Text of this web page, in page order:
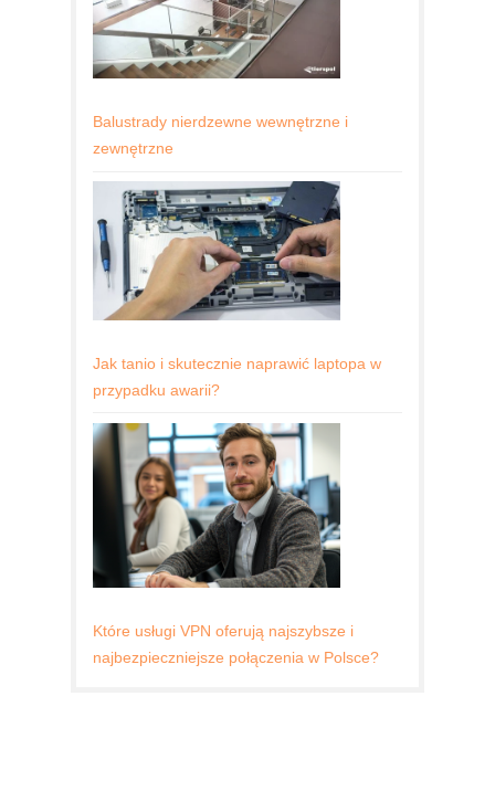
Balustrady nierdzewne wewnętrzne i
zewnętrzne
Jak tanio i skutecznie naprawić laptopa w
przypadku awarii?
Które usługi VPN oferują najszybsze i
najbezpieczniejsze połączenia w Polsce?